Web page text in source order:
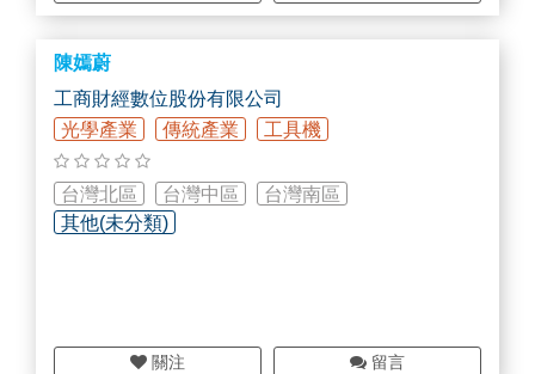
採用台塑全新料，環保無毒、對環境生態無負擔，且有最
佳的耐候性，產品取得多項專利及行政院環保署環保標
章。
陳嫣蔚
工商財經數位股份有限公司
光學產業
傳統產業 工具機
台灣北區 台灣中區
台灣南區
其他(未分類)
關注 留言